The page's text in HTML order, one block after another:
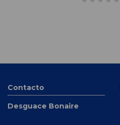
Contacto
Desguace Bonaire